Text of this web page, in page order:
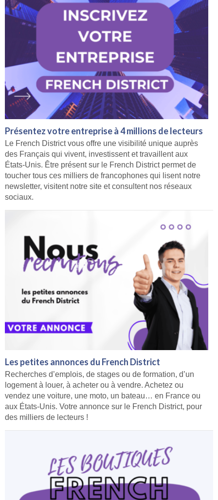
Présentez votre entreprise à 4 millions de lecteurs
Le French District vous offre une visibilité unique auprès
des Français qui vivent, investissent et travaillent aux
États-Unis. Être présent sur le French District permet de
toucher tous ces milliers de francophones qui lisent notre
newsletter, visitent notre site et consultent nos réseaux
sociaux.
Les petites annonces du French District
Recherches d’emplois, de stages ou de formation, d’un
logement à louer, à acheter ou à vendre. Achetez ou
vendez une voiture, une moto, un bateau… en France ou
aux États-Unis. Votre annonce sur le French District, pour
des milliers de lecteurs !